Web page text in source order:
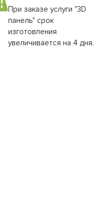
При заказе услуги "3D
панель" срок
изготовления
увеличивается на 4 дня.